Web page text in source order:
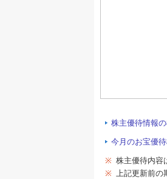
株主優待情報
今月のお宝優
※ 株主優待内容
※ 上記更新前の